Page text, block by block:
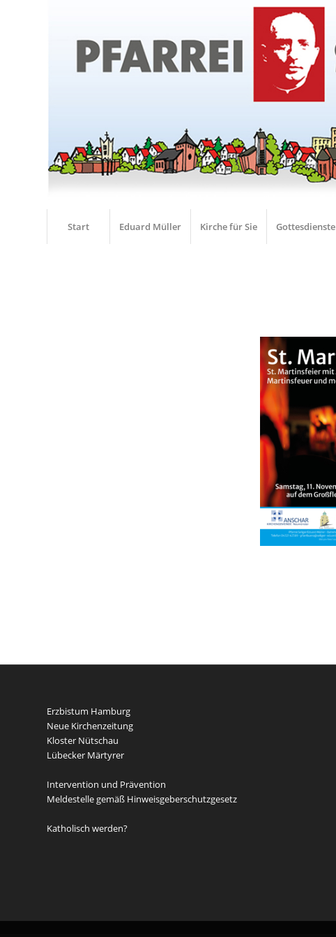
Start Eduard Müller Kirche für Sie Gottesdienste
Erzbistum Hamburg
Neue Kirchenzeitung
Kloster Nütschau
Lübecker Märtyrer
Intervention und Prävention
Meldestelle gemäß Hinweisgeberschutzgesetz
Katholisch werden?